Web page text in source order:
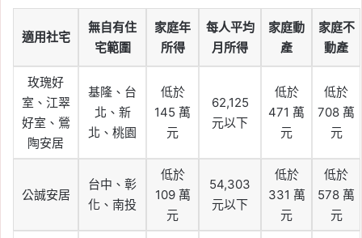
適用社宅
無自有住
宅範圍
家庭年
所得
每人平均
月所得
家庭動
產
家庭不
動產
玫瑰好
室、江翠
好室、鶯
陶安居
基隆、台
北、新
北、桃園
低於
145 萬
元
62,125
元以下
低於
471 萬
元
低於
708 萬
元
公誠安居
台中、彰
化、南投
低於
109 萬
元
54,303
元以下
低於
331 萬
元
低於
578 萬
元